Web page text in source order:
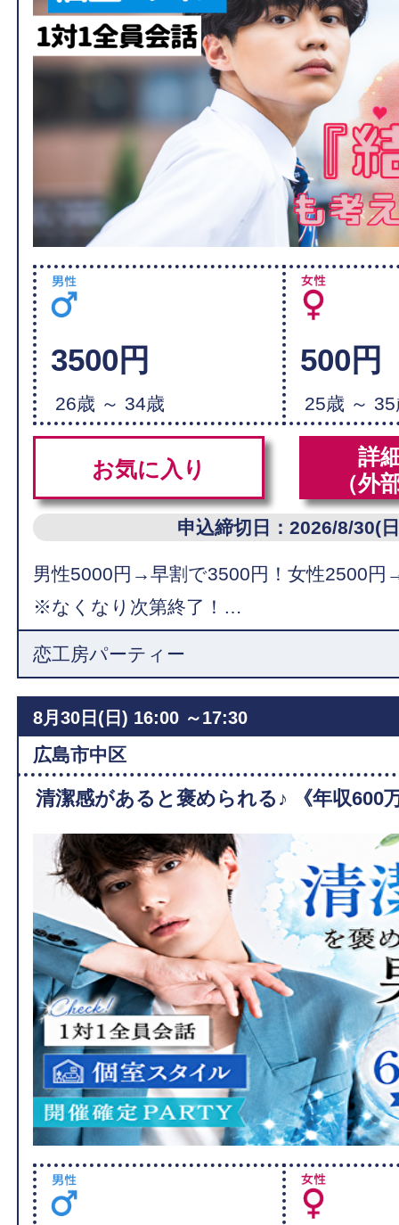
3500円
26歳 ～ 34歳
500円
25歳 ～
お気に入り
詳
（外
申込締切日：2026/8/30(
男性5000円→早割で3500円！女性2500円
※なくなり次第終了！…
恋工房パーティー
8月30日(日) 16:00 ～17:30
広島市中区
清潔感があると褒められる♪ 《年収600